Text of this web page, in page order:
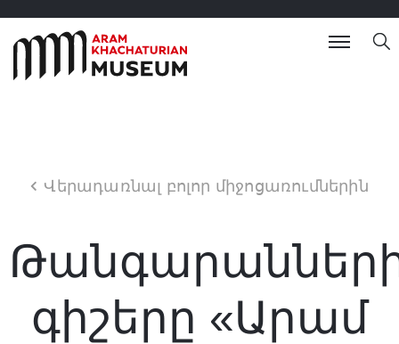
Վերադառնալ բոլոր միջոցառումներին
գիշերը «Արամ